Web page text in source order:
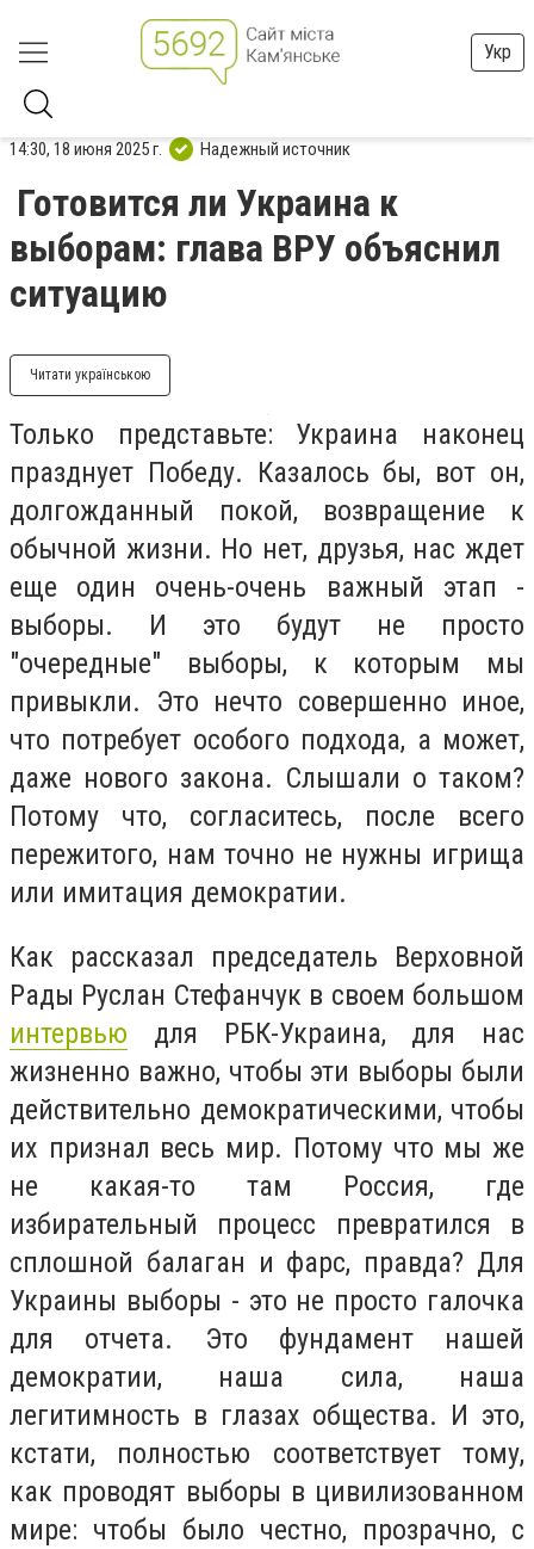
Укр
14:30, 18 июня 2025 г. Надежный источник
Готовится ли Украина к
выборам: глава ВРУ объяснил
ситуацию
Читати українською
Только представьте: Украина наконец
празднует Победу. Казалось бы, вот он,
долгожданный покой, возвращение к
обычной жизни. Но нет, друзья, нас ждет
еще один очень-очень важный этап -
выборы. И это будут не просто
"очередные" выборы, к которым мы
привыкли. Это нечто совершенно иное,
что потребует особого подхода, а может,
даже нового закона. Слышали о таком?
Потому что, согласитесь, после всего
пережитого, нам точно не нужны игрища
или имитация демократии.
Как рассказал председатель Верховной
Рады Руслан Стефанчук в своем большом
интервью для РБК-Украина, для нас
жизненно важно, чтобы эти выборы были
действительно демократическими, чтобы
их признал весь мир. Потому что мы же
не какая-то там Россия, где
избирательный процесс превратился в
сплошной балаган и фарс, правда? Для
Украины выборы - это не просто галочка
для отчета. Это фундамент нашей
демократии, наша сила, наша
легитимность в глазах общества. И это,
кстати, полностью соответствует тому,
как проводят выборы в цивилизованном
мире: чтобы было честно, прозрачно, с